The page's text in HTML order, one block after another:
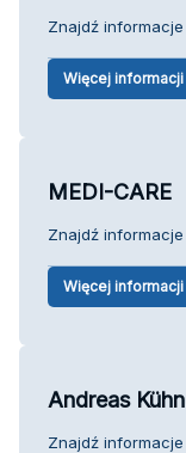
Znajdź informacje
Więcej informacji
MEDI-CARE
Znajdź informacje
Więcej informacji
Andreas
Znajdź